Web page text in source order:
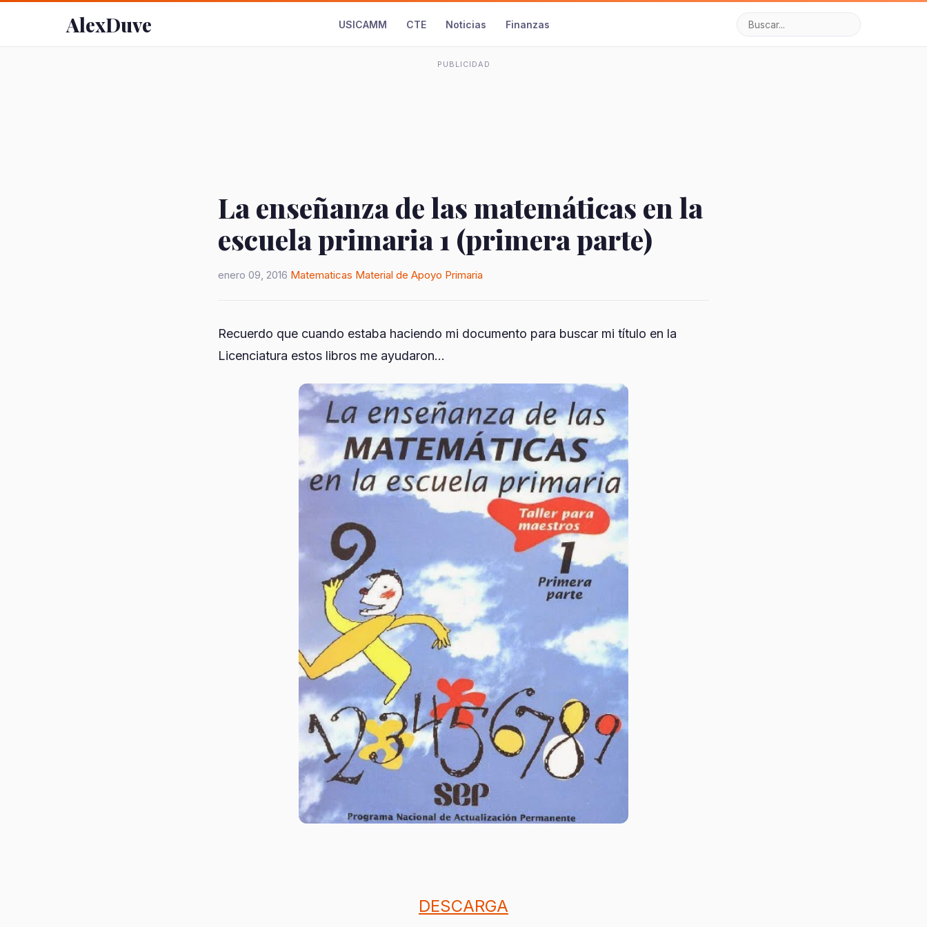
AlexDuve USICAMM CTE Noticias Finanzas
PUBLICIDAD
La enseñanza de las matemáticas en la
escuela primaria 1 (primera parte)
enero 09, 2016 Matematicas Material de Apoyo Primaria
Recuerdo que cuando estaba haciendo mi documento para buscar mi título en la
Licenciatura estos libros me ayudaron...
DESCARGA